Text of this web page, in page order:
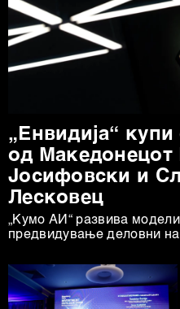
„Енвидија“
од
Јосифовски и
Лесковец
„Кумо АИ“ развива
предвидување деловни